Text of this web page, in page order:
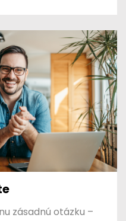
zásadnú otázku –